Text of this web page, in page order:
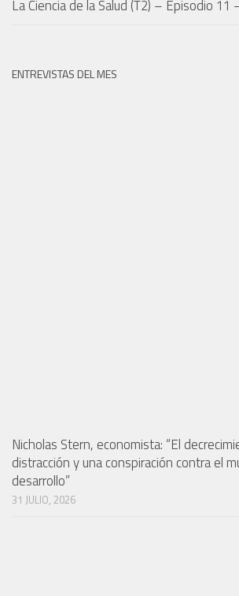
La Ciencia de la Salud (T2) – Episodio 11
ENTREVISTAS DEL MES
Nicholas Stern, economista: “El
distracción y una conspiración contra el
desarrollo”
31 JULIO, 2026